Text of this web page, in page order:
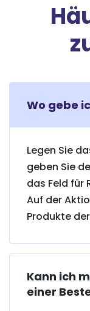
Wo gebe
Legen Sie
geben Sie
das Feld für
Auf der
Produkte
Kann ich
einer